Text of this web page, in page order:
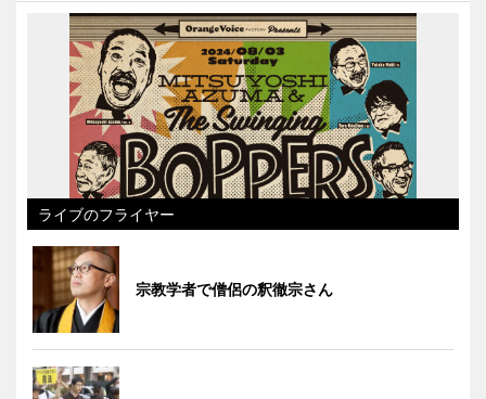
ライブのフライヤー
宗教学者で僧侶の釈徹宗さん